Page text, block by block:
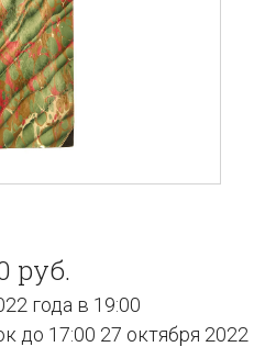
руб.
года в 19:00
до 17:00 27 октября 2022